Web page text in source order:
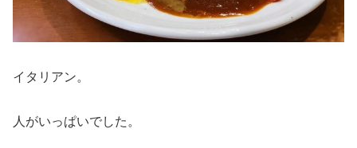
イタリアン。
人がいっぱいでした。